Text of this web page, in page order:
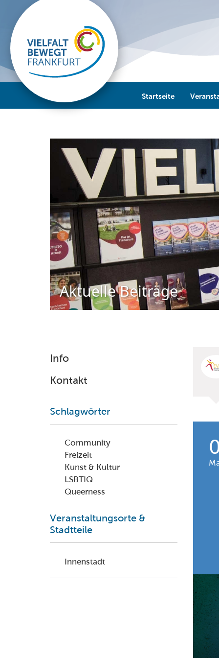
Startseite
Aktuelle Beiträge
Info
Kontakt
Schlagwörter
Community
Freizeit
Kunst & Kultur
LSBTIQ
Queerness
Veranstaltungsorte &
Stadtteile
Innenstadt